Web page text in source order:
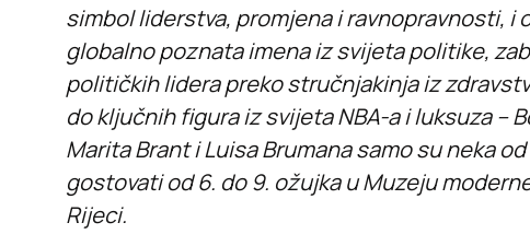
simbol liderstva, promjena i ravnopravnosti, i
globalno poznata imena iz svijeta politike,
političkih lidera preko stručnjakinja iz
do ključnih figura iz svijeta NBA-a i luksuza –
Marita Brant i Luisa Brumana samo su neka
gostovati od 6. do 9. ožujka u Muzeju
Rijeci.